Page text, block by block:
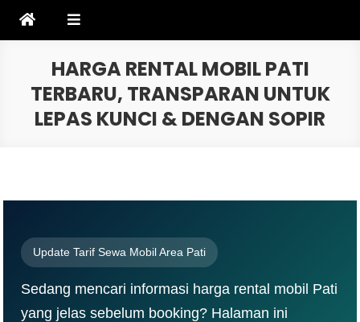
HARGA RENTAL MOBIL PATI
TERBARU, TRANSPARAN UNTUK
LEPAS KUNCI & DENGAN SOPIR
Update Tarif Sewa Mobil Area Pati
Sedang mencari informasi harga rental mobil Pati
yang jelas sebelum booking? Halaman ini